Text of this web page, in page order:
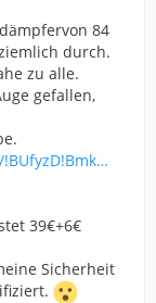
84
durch.
zu alle.
gefallen,
39€+6€
Sicherheit